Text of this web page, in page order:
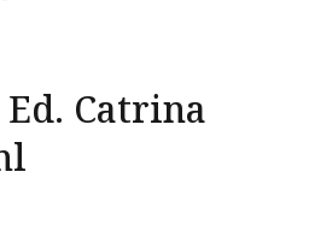
Catrina